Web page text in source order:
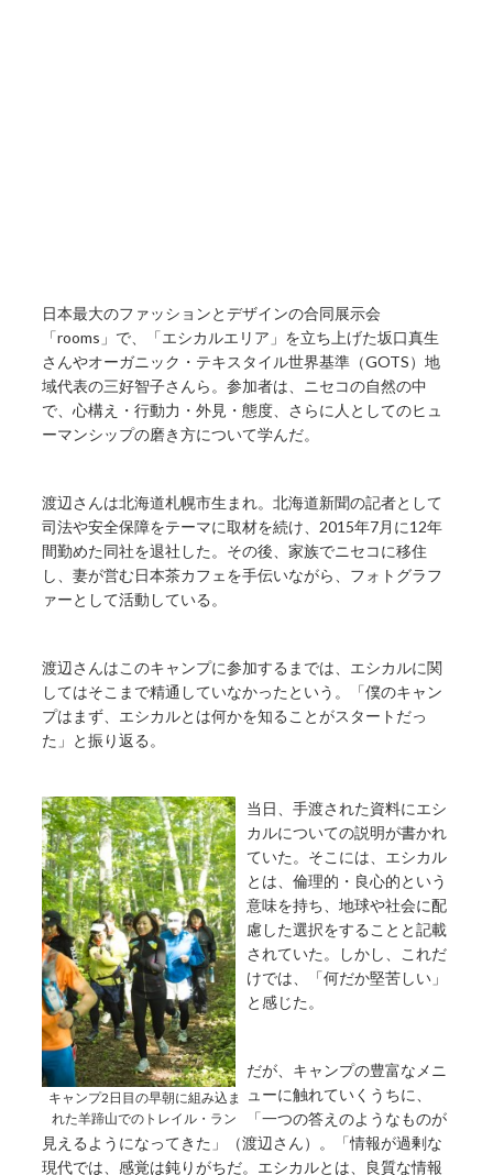
日本最大のファッションとデザインの合同展示会
「rooms」で、「エシカルエリア」を立ち上げた坂口真生
さんやオーガニック・テキスタイル世界基準（GOTS）地
域代表の三好智子さんら。参加者は、ニセコの自然の中
で、心構え・行動力・外見・態度、さらに人としてのヒュ
ーマンシップの磨き方について学んだ。
渡辺さんは北海道札幌市生まれ。北海道新聞の記者として
司法や安全保障をテーマに取材を続け、2015年7月に12年
間勤めた同社を退社した。その後、家族でニセコに移住
し、妻が営む日本茶カフェを手伝いながら、フォトグラフ
ァーとして活動している。
渡辺さんはこのキャンプに参加するまでは、エシカルに関
してはそこまで精通していなかったという。「僕のキャン
プはまず、エシカルとは何かを知ることがスタートだっ
た」と振り返る。
キャンプ2日目の早朝に組み込ま
れた羊蹄山でのトレイル・ラン
当日、手渡された資料にエシ
カルについての説明が書かれ
ていた。そこには、エシカル
とは、倫理的・良心的という
意味を持ち、地球や社会に配
慮した選択をすることと記載
されていた。しかし、これだ
けでは、「何だか堅苦しい」
と感じた。
だが、キャンプの豊富なメニ
ューに触れていくうちに、
「一つの答えのようなものが
見えるようになってきた」（渡辺さん）。「情報が過剰な
現代では、感覚は鈍りがちだ。エシカルとは、良質な情報